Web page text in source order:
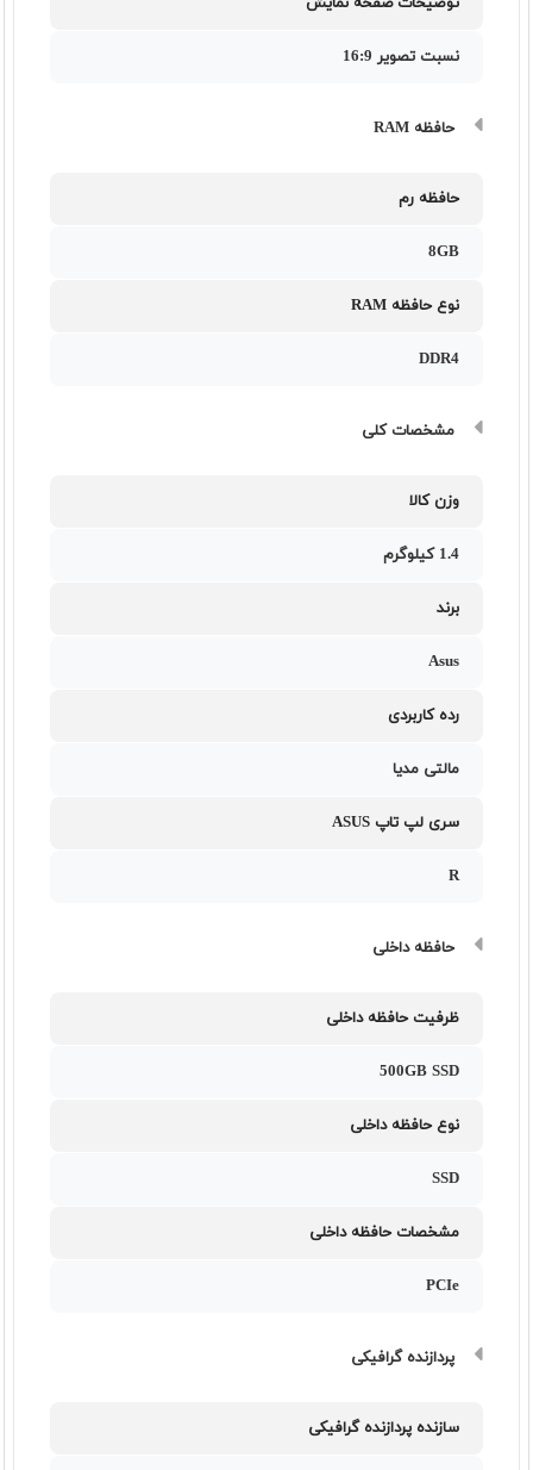
نسبت تصویر 16:9
حافظه RAM
حافظه رم
8GB
نوع حافظه RAM
DDR4
مشخصات کلی
وزن کالا
1.4 کیلوگرم
برند
Asus
رده کاربردی
مالتی مدیا
سری لپ تاپ ASUS
R
حافظه داخلی
ظرفیت حافظه داخلی
500GB SSD
نوع حافظه داخلی
SSD
مشخصات حافظه داخلی
PCIe
پردازنده گرافیکی
سازنده پردازنده گرافیکی